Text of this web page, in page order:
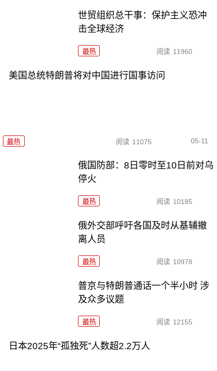
世贸组织总干事：保护主义恐冲
击全球经济
最热 阅读 11960
美国总统特朗普将对中国进行国事访问
最热 阅读 11075 05-11
俄国防部：8日零时至10日前对乌
停火
最热 阅读 10185
俄外交部呼吁各国及时从基辅撤
离人员
最热 阅读 10978
普京与特朗普通话一个半小时 涉
及众多议题
最热 阅读 12155
日本2025年“孤独死”人数超2.2万人